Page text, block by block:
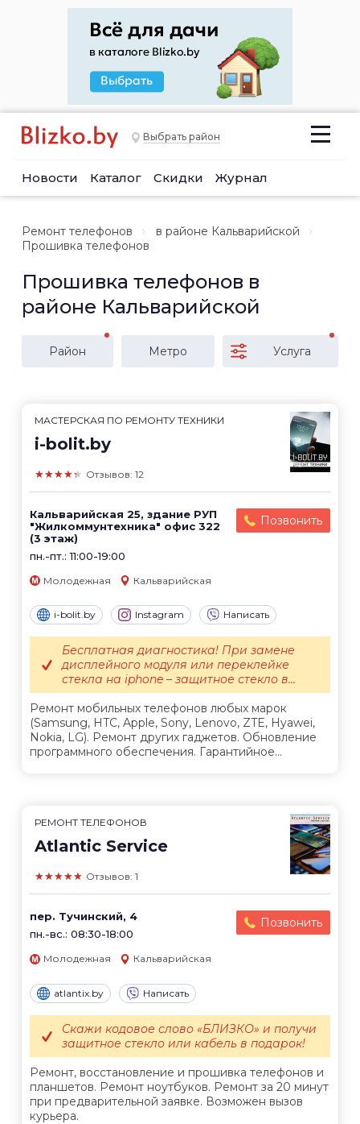
Выбрать район
Новости Каталог Скидки Журнал
Ремонт телефонов
в районе Кальварийской
Прошивка телефонов
Прошивка телефонов в
районе Кальварийской
Район Метро Услуга
МАСТЕРСКАЯ ПО РЕМОНТУ ТЕХНИКИ
i-bolit.by
★★★★★ Отзывов: 12
Кальварийская 25, здание РУП
"Жилкоммунтехника" офис 322
(3 этаж)
пн.-пт.: 11:00-19:00
Позвонить
Молодежная Кальварийская
i-bolit.by Instagram Написать
Ремонт мобильных телефонов любых марок
(Samsung, HTC, Apple, Sony, Lenovo, ZTE, Hyawei,
Nokia, LG). Ремонт других гаджетов. Обновление
программного обеспечения. Гарантийное...
Бесплатная диагностика! При замене
дисплейного модуля или переклейке
стекла на iphone – защитное стекло в...
РЕМОНТ ТЕЛЕФОНОВ
Atlantic Service
★★★★★ Отзывов: 1
пер. Тучинский, 4
пн.-вс.: 08:30-18:00
Позвонить
Молодежная Кальварийская
atlantix.by Написать
Ремонт, восстановление и прошивка телефонов и
планшетов. Ремонт ноутбуков. Ремонт за 20 минут
при предварительной заявке. Возможен вызов
курьера.
Скажи кодовое слово «БЛИЗКО» и получи
защитное стекло или кабель в подарок!